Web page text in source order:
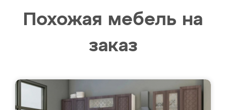
Похожая мебель на
заказ